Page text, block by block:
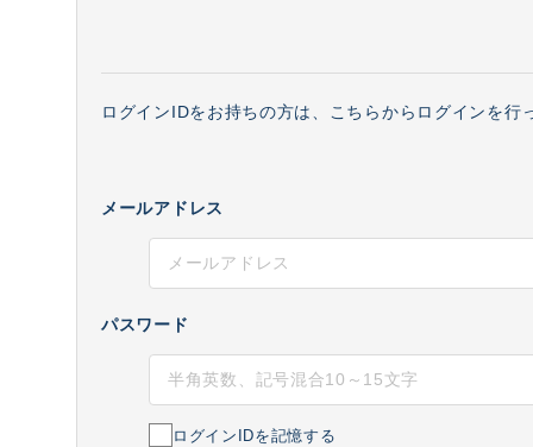
ログインIDをお持ちの方は、こちらからログインを行
メールアドレス
パスワード
ログインIDを記憶する